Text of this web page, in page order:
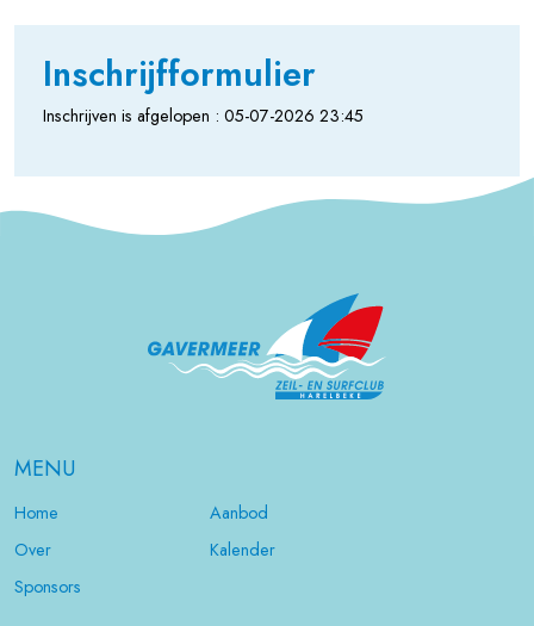
Inschrijfformulier
Inschrijven is afgelopen : 05-07-2026 23:45
MENU
Home
Aanbod
Over
Kalender
Sponsors